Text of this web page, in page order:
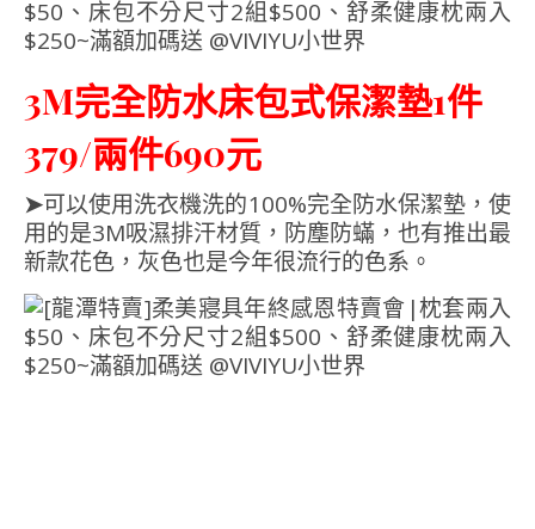
3M完全防水床包式保潔墊1件
379/兩件690元
➤可以使用洗衣機洗的100%完全防水保潔墊，使
用的是3M吸濕排汗材質，防塵防蟎，也有推出最
新款花色，灰色也是今年很流行的色系。